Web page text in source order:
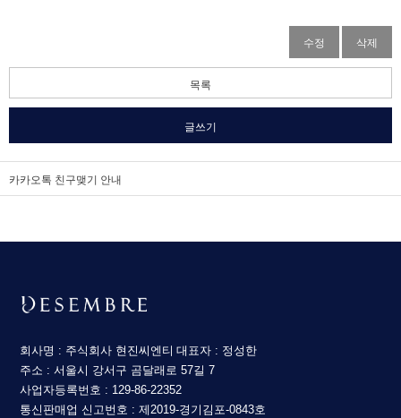
수정 삭제
목록
글쓰기
카카오톡 친구맺기 안내
회사명 : 주식회사 현진씨엔티 대표자 : 정성한
주소 : 서울시 강서구 곰달래로 57길 7
사업자등록번호 : 129-86-22352
통신판매업 신고번호 : 제2019-경기김포-0843호